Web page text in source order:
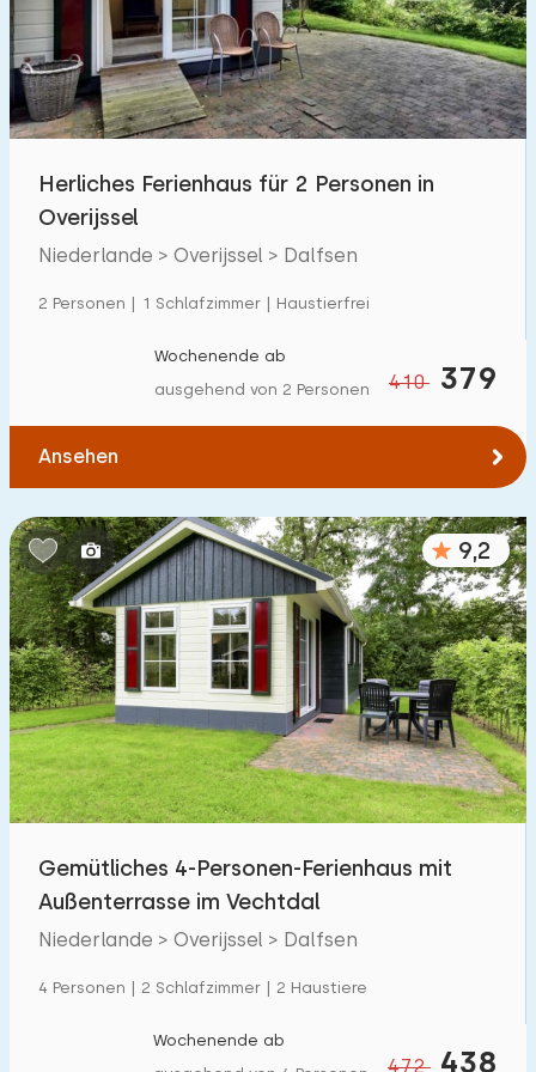
Schwimmbad 12
Eingezäunter Garten 1
Haustierfrei 9
Ladestation Auto
€ 0 — € 1000+
Schlafzimmern:
1 2 3 4 5
Badezimmer:
1 2 4 5
Entfernungen
Von Dalfsen(max. km):
Zum Meer(max. km):
5 10
Herliches Ferienhaus für 2 Personen in
Overijssel
Niederlande > Overijssel > Dalfsen
2 Personen | 1 Schlafzimmer | Haustierfrei
410 379
Wochenende ab
ausgehend von 2 Personen
Ansehen
9,2
Gemütliches 4-Personen-Ferienhaus mit
Außenterrasse im Vechtdal
Niederlande > Overijssel > Dalfsen
4 Personen | 2 Schlafzimmer | 2 Haustiere
472 438
Wochenende ab